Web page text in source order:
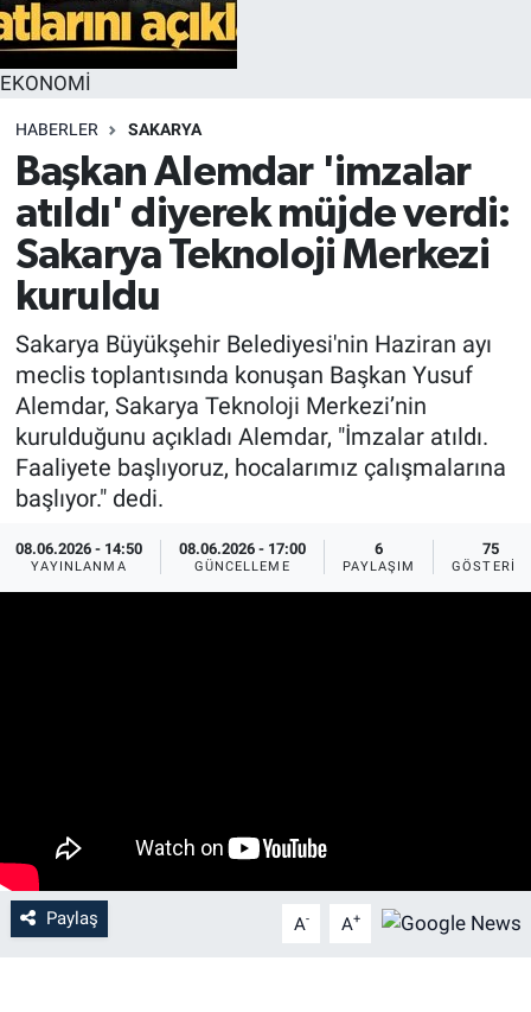
EKONOMİ
HABERLER SAKARYA
Başkan Alemdar 'imzalar
atıldı' diyerek müjde verdi:
Sakarya Teknoloji Merkezi
kuruldu
Sakarya Büyükşehir Belediyesi'nin Haziran ayı
meclis toplantısında konuşan Başkan Yusuf
Alemdar, Sakarya Teknoloji Merkezi’nin
kurulduğunu açıkladı Alemdar, "İmzalar atıldı.
Faaliyete başlıyoruz, hocalarımız çalışmalarına
başlıyor." dedi.
08.06.2026 - 14:50
YAYINLANMA
08.06.2026 - 17:00
GÜNCELLEME
6
PAYLAŞIM
75
GÖSTERIM
Paylaş A- A+